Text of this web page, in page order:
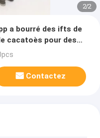
2/2
a bourré des ifts de
cacatoès pour des
Contactez